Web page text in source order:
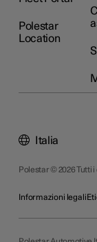
Polestar
Location
Polestar © 2026 Tutti
Informazioni legali
Italia